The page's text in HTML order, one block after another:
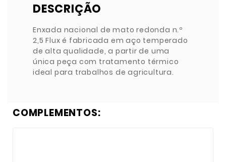
DESCRIÇÃO
Enxada nacional de mato redonda n.º
2,5 Flux é fabricada em aço temperado
de alta qualidade, a partir de uma
única peça com tratamento térmico
ideal para trabalhos de agricultura.
COMPLEMENTOS: